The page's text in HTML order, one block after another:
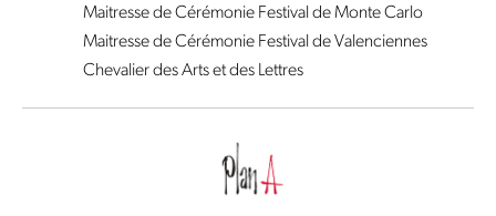
Maitresse de Cérémonie Festival de Monte Carlo
Maitresse de Cérémonie Festival de Valenciennes
Chevalier des Arts et des Lettres